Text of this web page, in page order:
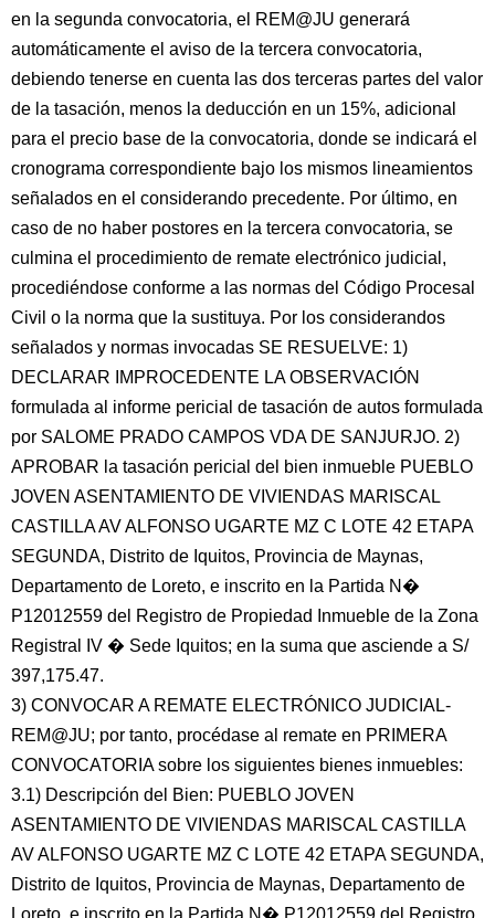
en la segunda convocatoria, el REM@JU generará
automáticamente el aviso de la tercera convocatoria,
debiendo tenerse en cuenta las dos terceras partes del valor
de la tasación, menos la deducción en un 15%, adicional
para el precio base de la convocatoria, donde se indicará el
cronograma correspondiente bajo los mismos lineamientos
señalados en el considerando precedente. Por último, en
caso de no haber postores en la tercera convocatoria, se
culmina el procedimiento de remate electrónico judicial,
procediéndose conforme a las normas del Código Procesal
Civil o la norma que la sustituya. Por los considerandos
señalados y normas invocadas SE RESUELVE: 1)
DECLARAR IMPROCEDENTE LA OBSERVACIÓN
formulada al informe pericial de tasación de autos formulada
por SALOME PRADO CAMPOS VDA DE SANJURJO. 2)
APROBAR la tasación pericial del bien inmueble PUEBLO
JOVEN ASENTAMIENTO DE VIVIENDAS MARISCAL
CASTILLA AV ALFONSO UGARTE MZ C LOTE 42 ETAPA
SEGUNDA, Distrito de Iquitos, Provincia de Maynas,
Departamento de Loreto, e inscrito en la Partida N�
P12012559 del Registro de Propiedad Inmueble de la Zona
Registral IV � Sede Iquitos; en la suma que asciende a S/
397,175.47.
3) CONVOCAR A REMATE ELECTRÓNICO JUDICIAL-
REM@JU; por tanto, procédase al remate en PRIMERA
CONVOCATORIA sobre los siguientes bienes inmuebles:
3.1) Descripción del Bien: PUEBLO JOVEN
ASENTAMIENTO DE VIVIENDAS MARISCAL CASTILLA
AV ALFONSO UGARTE MZ C LOTE 42 ETAPA SEGUNDA,
Distrito de Iquitos, Provincia de Maynas, Departamento de
Loreto, e inscrito en la Partida N� P12012559 del Registro